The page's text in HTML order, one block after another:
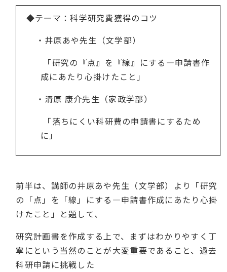
◆テーマ：科学研究費獲得のコツ
・井原あや先生（文学部）
「研究の『点』を『線』にする —申請書作
成にあたり心掛けたこと」
・清原 康介先生（家政学部）
「落ちにくい科研費の申請書にするため
に」
前半は、講師の井原あや先生（文学部）より「研究
の「点」を「線」にする —申請書作成にあたり心掛
けたこと」と題して、
研究計画書を作成する上で、まずはわかりやすく丁
寧にという当然のことが大変重要であること、過去
科研申請に挑戦した